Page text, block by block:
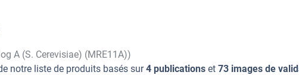
A (S. Cerevisiae) (MRE11A))
notre liste de produits basés sur4 publications et 73 images de